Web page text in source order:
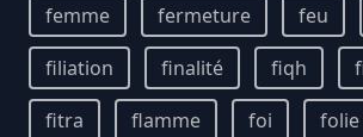
femme
fermeture feu
filiation
finalité fiqh
fitra
flamme foi folie